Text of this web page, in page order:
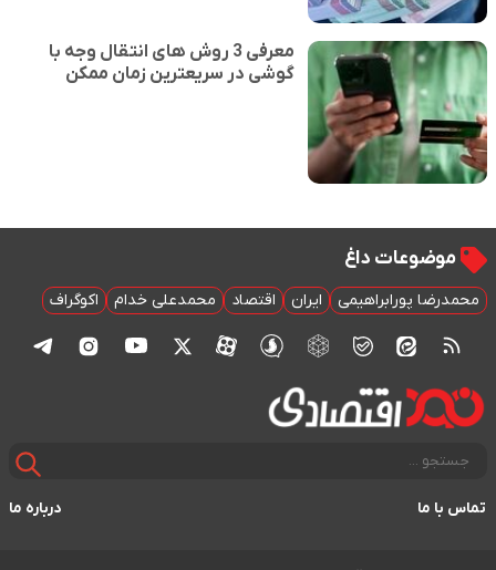
معرفی 3 روش های انتقال وجه با
گوشی در سریعترین زمان ممکن
موضوعات داغ
محمدرضا پورابراهیمی ایران اقتصاد محمدعلی خدام اکوگراف
تماس با ما درباره ما